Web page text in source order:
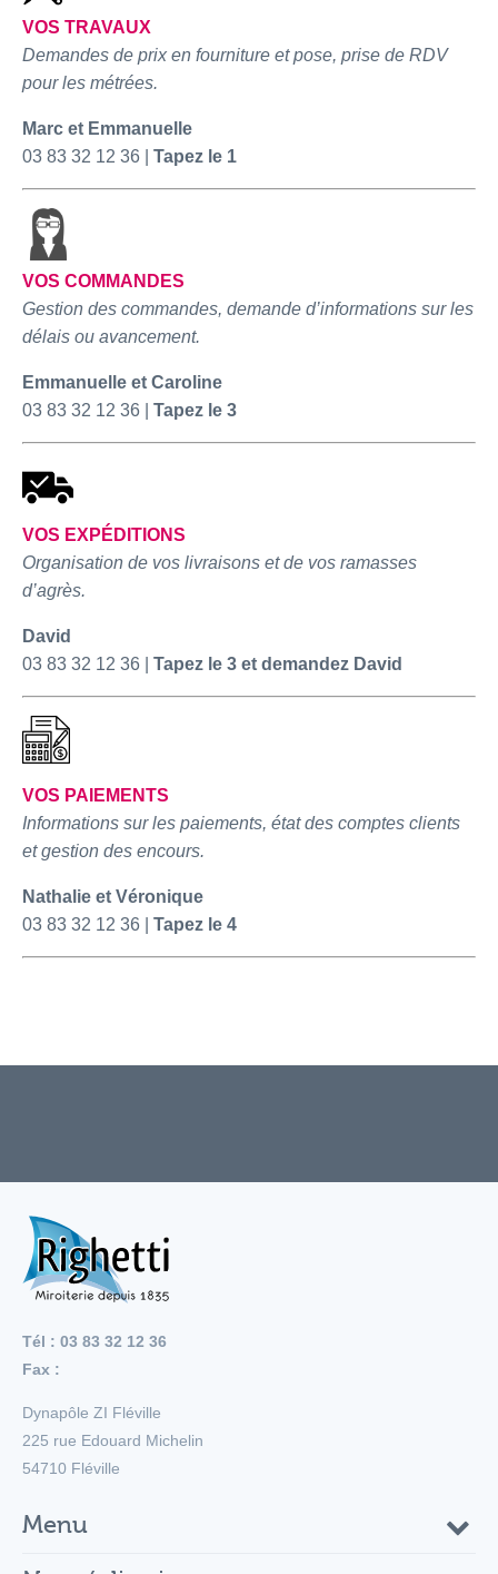
VOS TRAVAUX
Demandes de prix en fourniture et pose, prise de RDV
pour les métrées.
Marc et Emmanuelle
03 83 32 12 36 | Tapez le 1
VOS COMMANDES
Gestion des commandes, demande d’informations surles
délais ou avancement.
Emmanuelle et Caroline
03 83 32 12 36 | Tapez le 3
VOS EXPÉDITIONS
Organisation de vos livraisons etde vos ramasses
d’agrès.
David
03 83 32 12 36 | Tapez le 3 et demandez David
VOS PAIEMENTS
Informations sur les paiements, état des comptes clients
et gestion des encours.
Nathalie et Véronique
03 83 32 12 36 | Tapez le 4
Tél : 03 83 32 12 36
Fax :
Dynapôle ZI Fléville
225 rue Edouard Michelin
54710 Fléville
Menu